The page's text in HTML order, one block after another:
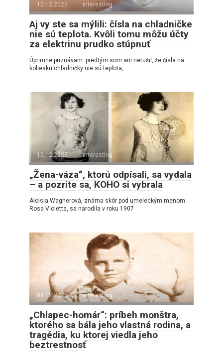
10.12.2025 interesting
Aj vy ste sa mýlili: čísla na chladničke
nie sú teplota. Kvôli tomu môžu účty
za elektrinu prudko stúpnuť
Úprimne priznávam: predtým som ani netušil, že čísla na
koliesku chladničky nie sú teplota,
10.12.2025 interesting
„Žena-váza“, ktorú odpísali, sa vydala
– a pozrite sa, KOHO si vybrala
Aloisia Wagnerová, známa skôr pod umeleckým menom
Rosa Violetta, sa narodila v roku 1907
09.12.2025 interesting
„Chlapec-homár“: príbeh monštra,
ktorého sa bála jeho vlastná rodina, a
tragédia, ku ktorej viedla jeho
beztrestnosť